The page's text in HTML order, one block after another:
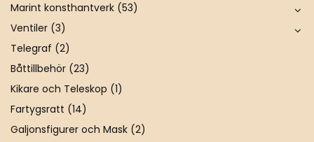
Marint konsthantverk (53)
Ventiler (3)
Telegraf (2)
Båttillbehör (23)
Kikare och Teleskop (1)
Fartygsratt (14)
Galjonsfigurer och Mask (2)